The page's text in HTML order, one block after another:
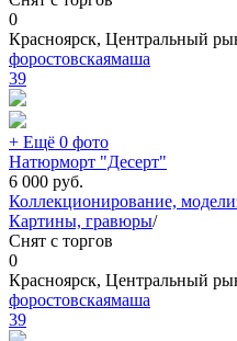
0
Красноярск, Центральный
форостовскаямаша
39
+ Ещё 0 фото
Натюрморт "Десерт"
6 000 руб.
Коллекционирование,
Картины, гравюры/
Снят с торгов
0
Красноярск, Центральный
форостовскаямаша
39